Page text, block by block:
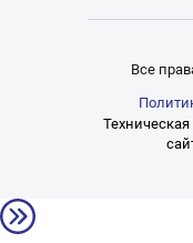
Все